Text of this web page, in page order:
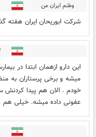
وطنم ایران من
شرکت ابوریحان ایران هفته
این دارو ازهمان ابتدا در
میشه و برخی پرستاران به
خودم . الان هم پیدا
عفونی داده میشه. خیلی هم